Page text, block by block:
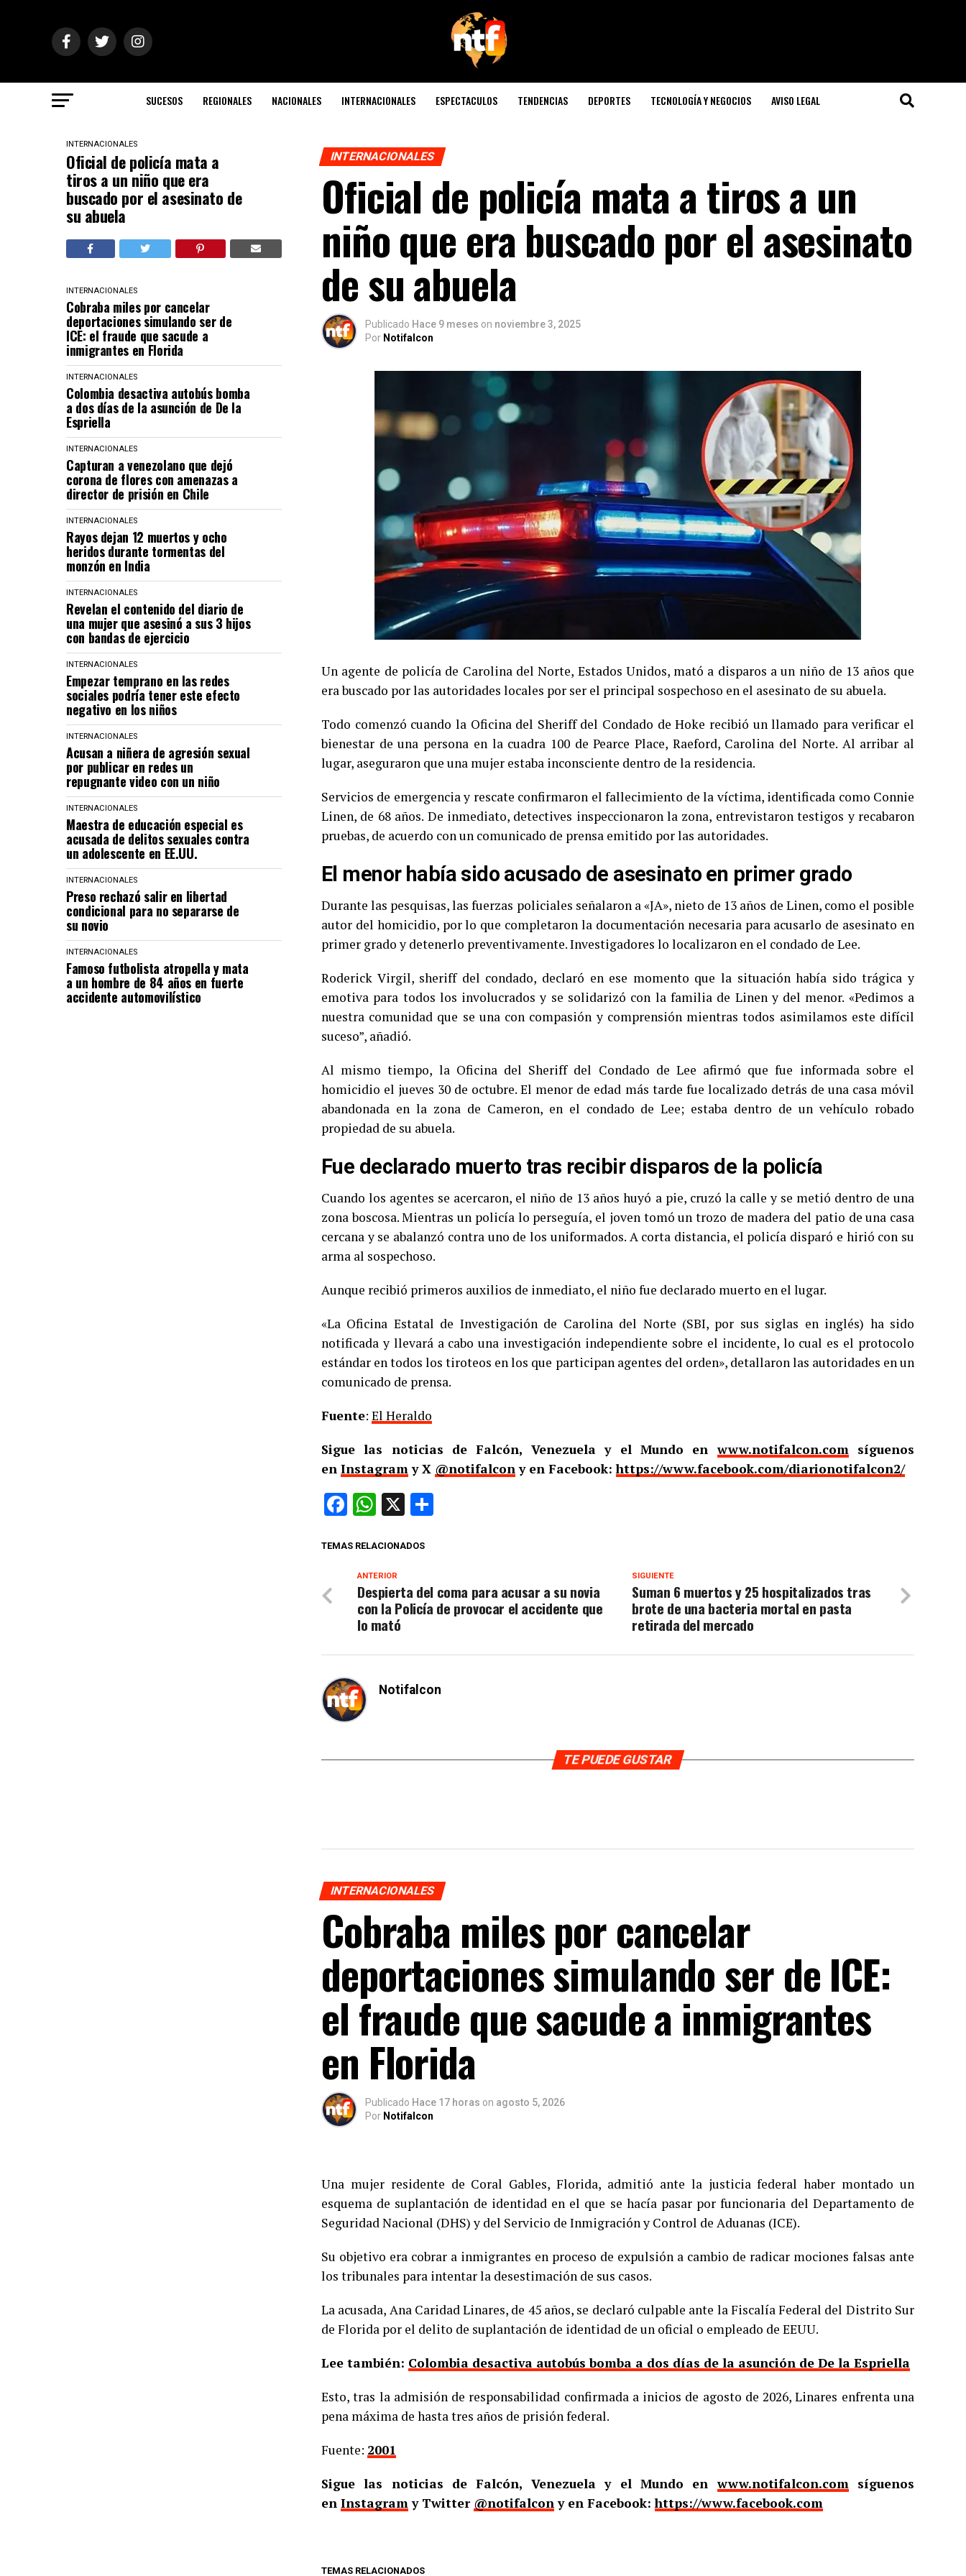
SUCESOS REGIONALES NACIONALES INTERNACIONALES ESPECTACULOS TENDENCIAS DEPORTES TECNOLOGÍA Y NEGOCIOS AVISO LEGAL
INTERNACIONALES
Oficial de policía mata a
tiros a un niño que era
buscado por el asesinato de
su abuela
INTERNACIONALES
Cobraba miles por cancelar
deportaciones simulando ser de
ICE: el fraude que sacude a
inmigrantes en Florida
INTERNACIONALES
Colombia desactiva autobús bomba
a dos días de la asunción de De la
Espriella
INTERNACIONALES
Capturan a venezolano que dejó
corona de flores con amenazas a
director de prisión en Chile
INTERNACIONALES
Rayos dejan 12 muertos y ocho
heridos durante tormentas del
monzón en India
INTERNACIONALES
Revelan el contenido del diario de
una mujer que asesinó a sus 3 hijos
con bandas de ejercicio
INTERNACIONALES
Empezar temprano en las redes
sociales podría tener este efecto
negativo en los niños
INTERNACIONALES
Acusan a niñera de agresión sexual
por publicar en redes un
repugnante video con un niño
INTERNACIONALES
Maestra de educación especial es
acusada de delitos sexuales contra
un adolescente en EE.UU.
INTERNACIONALES
Preso rechazó salir en libertad
condicional para no separarse de
su novio
INTERNACIONALES
Famoso futbolista atropella y mata
a un hombre de 84 años en fuerte
accidente automovilístico
INTERNACIONALES
Oficial de policía mata a tiros a un
niño que era buscado por el asesinato
de su abuela
Publicado Hace 9 meses on noviembre 3, 2025
Por Notifalcon
Un agente de policía de Carolina del Norte, Estados Unidos, mató a disparos a un niño de 13 años que
era buscado por las autoridades locales por ser el principal sospechoso en el asesinato de su abuela.
Todo comenzó cuando la Oficina del Sheriff del Condado de Hoke recibió un llamado para verificar el
bienestar de una persona en la cuadra 100 de Pearce Place, Raeford, Carolina del Norte. Al arribar al
lugar, aseguraron que una mujer estaba inconsciente dentro de la residencia.
Servicios de emergencia y rescate confirmaron el fallecimiento de la víctima, identificada como Connie
Linen, de 68 años. De inmediato, detectives inspeccionaron la zona, entrevistaron testigos y recabaron
pruebas, de acuerdo con un comunicado de prensa emitido por las autoridades.
El menor había sido acusado de asesinato en primer grado
Durante las pesquisas, las fuerzas policiales señalaron a «JA», nieto de 13 años de Linen, como el posible
autor del homicidio, por lo que completaron la documentación necesaria para acusarlo de asesinato en
primer grado y detenerlo preventivamente. Investigadores lo localizaron en el condado de Lee.
Roderick Virgil, sheriff del condado, declaró en ese momento que la situación había sido trágica y
emotiva para todos los involucrados y se solidarizó con la familia de Linen y del menor. «Pedimos a
nuestra comunidad que se una con compasión y comprensión mientras todos asimilamos este difícil
suceso”, añadió.
Al mismo tiempo, la Oficina del Sheriff del Condado de Lee afirmó que fue informada sobre el
homicidio el jueves 30 de octubre. El menor de edad más tarde fue localizado detrás de una casa móvil
abandonada en la zona de Cameron, en el condado de Lee; estaba dentro de un vehículo robado
propiedad de su abuela.
Fue declarado muerto tras recibir disparos de la policía
Cuando los agentes se acercaron, el niño de 13 años huyó a pie, cruzó la calle y se metió dentro de una
zona boscosa. Mientras un policía lo perseguía, el joven tomó un trozo de madera del patio de una casa
cercana y se abalanzó contra uno de los uniformados. A corta distancia, el policía disparó e hirió con su
arma al sospechoso.
Aunque recibió primeros auxilios de inmediato, el niño fue declarado muerto en el lugar.
«La Oficina Estatal de Investigación de Carolina del Norte (SBI, por sus siglas en inglés) ha sido
notificada y llevará a cabo una investigación independiente sobre el incidente, lo cual es el protocolo
estándar en todos los tiroteos en los que participan agentes del orden», detallaron las autoridades en un
comunicado de prensa.
Fuente: El Heraldo
Sigue las noticias de Falcón, Venezuela y el Mundo enwww.notifalcon.comsíguenos
en Instagramy X @notifalcony en Facebook:https://www.facebook.com/diarionotifalcon2/
Facebook
WhatsApp
X
TEMAS RELACIONADOS
SIGUIENTE
Suman 6 muertos y 25 hospitalizados tras
brote de una bacteria mortal en pasta
retirada del mercado
ANTERIOR
Despierta del coma para acusar a su novia
con la Policía de provocar el accidente que
lo mató
Notifalcon
TE PUEDE GUSTAR
INTERNACIONALES
Cobraba miles por cancelar
deportaciones simulando ser de ICE:
el fraude que sacude a inmigrantes
en Florida
Publicado Hace 17 horas on agosto 5, 2026
Por Notifalcon
Una mujer residente de Coral Gables, Florida, admitió ante la justicia federal haber montado un
esquema de suplantación de identidad en el que se hacía pasar por funcionaria del Departamento de
Seguridad Nacional (DHS) y del Servicio de Inmigración y Control de Aduanas (ICE).
Su objetivo era cobrar a inmigrantes en proceso de expulsión a cambio de radicar mociones falsas ante
los tribunales para intentar la desestimación de sus casos.
La acusada, Ana Caridad Linares, de 45 años, se declaró culpable ante la Fiscalía Federal del Distrito Sur
de Florida por el delito de suplantación de identidad de un oficial o empleado de EEUU.
Lee también: Colombia desactiva autobús bomba a dos días de la asunción de De la Espriella
Esto, tras la admisión de responsabilidad confirmada a inicios de agosto de 2026, Linares enfrenta una
pena máxima de hasta tres años de prisión federal.
Fuente: 2001
Sigue las noticias de Falcón, Venezuela y el Mundo enwww.notifalcon.comsíguenos
en Instagramy Twitter @notifalcony en Facebook:https://www.facebook.com
TEMAS RELACIONADOS